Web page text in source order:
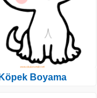
Köpek Boyama